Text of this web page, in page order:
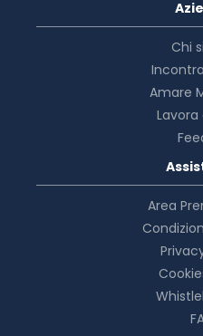
Chi
Amare
Lavora
Area